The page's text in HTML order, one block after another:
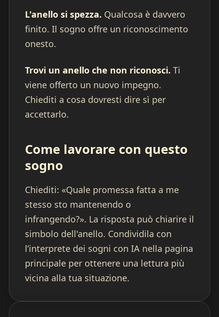
L'anello si spezza. Qualcosa è davvero
finito. Il sogno offre un riconoscimento
onesto.
Trovi un anello che non riconosci. Ti
viene offerto un nuovo impegno.
Chiediti a cosa dovresti dire sì per
accettarlo.
Come lavorare con questo
sogno
Chiediti: «Quale promessa fatta a me
stesso sto mantenendo o
infrangendo?». La risposta può chiarire il
simbolo dell'anello. Condividila con
l’interprete dei sogni con IA nella pagina
principale per ottenere una lettura più
vicina alla tua situazione.